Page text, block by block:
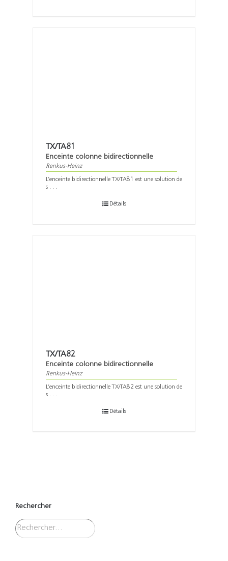
TX/TA81
Enceinte colonne bidirectionnelle
Renkus-Heinz
L’enceinte bidirectionnelle TX/TA81 est une solution de
s . . .
Détails
TX/TA82
Enceinte colonne bidirectionnelle
Renkus-Heinz
L’enceinte bidirectionnelle TX/TA82 est une solution de
s . . .
Détails
Rechercher